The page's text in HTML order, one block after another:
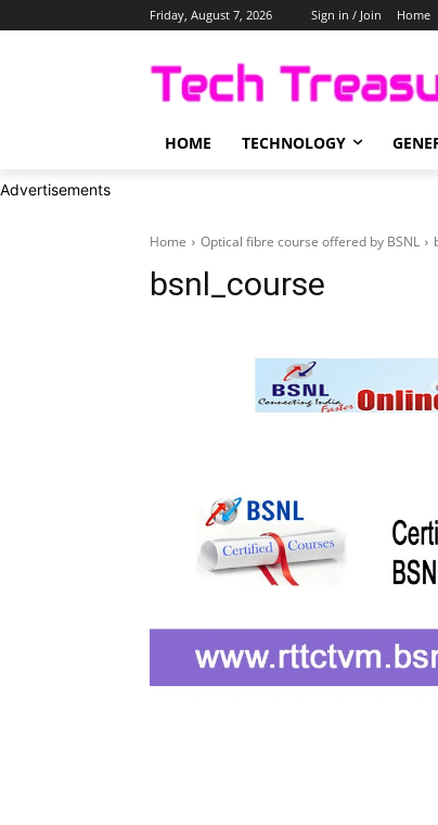
Friday, August 7, 2026 Sign in / Join Home
HOME TECHNOLOGY
Advertisements
Home Optical fibre course offered by BSNL
bsnl_course